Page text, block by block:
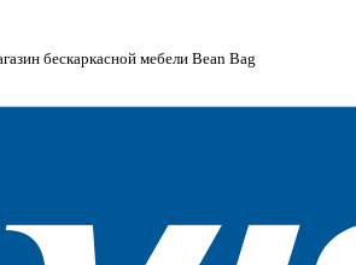
бескаркасной мебели Bean Bag